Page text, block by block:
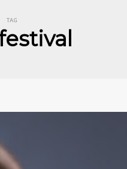
TAG